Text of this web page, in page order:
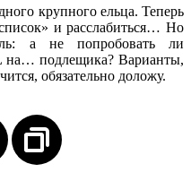
крупного ельца. Теперь
и расслабиться… Но
а не попробовать ли
на… подлещика? Варианты,
обязательно доложу.